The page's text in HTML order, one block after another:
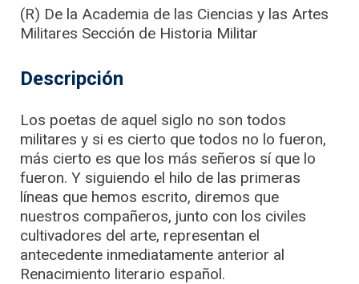
(R) De la Academia de las Ciencias y las Artes
Militares Sección de Historia Militar
Descripción
Los poetas de aquel siglo no son todos
militares y si es cierto que todos no lo fueron,
más cierto es que los más señeros sí que lo
fueron. Y siguiendo el hilo de las primeras
líneas que hemos escrito, diremos que
nuestros compañeros, junto con los civiles
cultivadores del arte, representan el
antecedente inmediatamente anterior al
Renacimiento literario español.